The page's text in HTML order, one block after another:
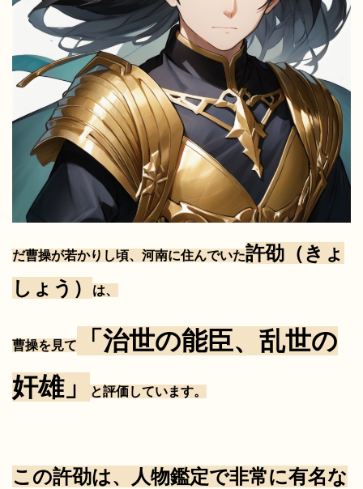
だ曹操が若かりし頃、 河南に住んでいた許劭（きょ
しょう）
は、
曹操を見て
「治世の能臣、乱世の
奸雄」
と評価しています。
この許劭は、人物鑑定で非常に有名な